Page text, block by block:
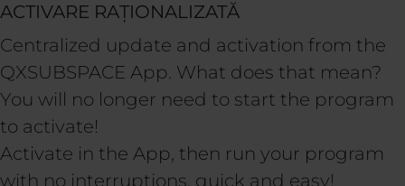
ACTIVARE RAȚIONALIZATĂ
Centralized update and activation from the
QXSUBSPACE App. What does that mean?
You will no longer need to start the program
to activate!
Activate in the App, then run your program
with no interruptions, quick and easy!